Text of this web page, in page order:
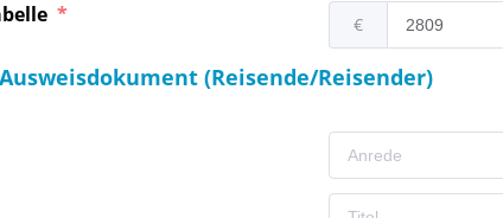
€
(Reisende/Reisender)